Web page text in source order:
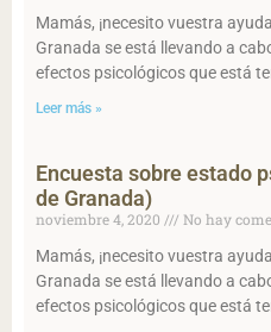
Mamás, ¡necesito vuestra
Granada se está llevando a
efectos psicológicos que está
Leer más »
Encuesta sobre estado
de Granada)
noviembre 4, 2020
No hay
Mamás, ¡necesito vuestra
Granada se está llevando a
efectos psicológicos que está